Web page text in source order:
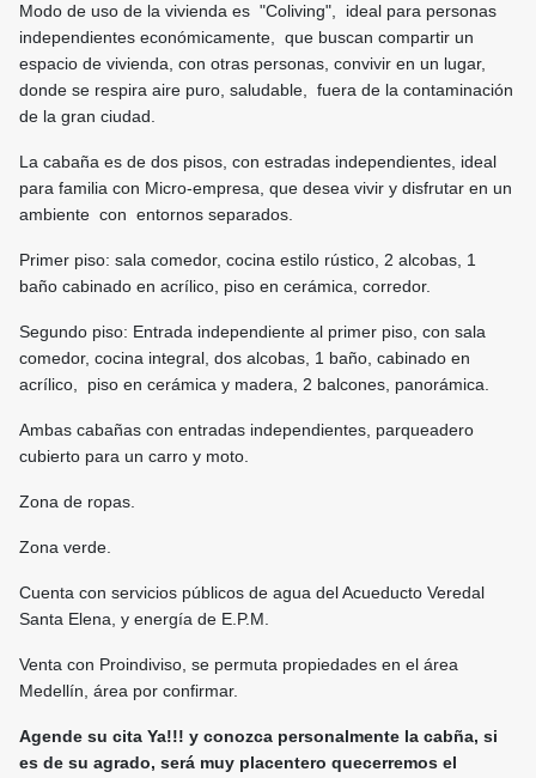
Modo de uso de la vivienda es "Coliving", ideal para personas
independientes económicamente, que buscan compartir un
espacio de vivienda, con otras personas, convivir en un lugar,
donde se respira aire puro, saludable, fuera de la contaminación
de la gran ciudad.
La cabaña es de dos pisos, con estradas independientes, ideal
para familia con Micro-empresa, que desea vivir y disfrutar en un
ambiente con entornos separados.
Primer piso: sala comedor, cocina estilo rústico, 2 alcobas, 1
baño cabinado en acrílico, piso en cerámica, corredor.
Segundo piso: Entrada independiente al primer piso, con sala
comedor, cocina integral, dos alcobas, 1 baño, cabinado en
acrílico, piso en cerámica y madera, 2 balcones, panorámica.
Ambas cabañas con entradas independientes, parqueadero
cubierto para un carro y moto.
Zona de ropas.
Zona verde.
Cuenta con servicios públicos de agua del Acueducto Veredal
Santa Elena, y energía de E.P.M.
Venta con Proindiviso, se permuta propiedades en el área
Medellín, área por confirmar.
Agende su cita Ya!!! y conozca personalmente la cabña, si
es de su agrado, será muy placentero quecerremos el